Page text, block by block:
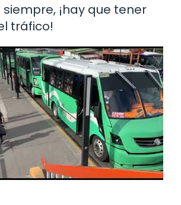
siempre, ¡hay que tener
tráfico!